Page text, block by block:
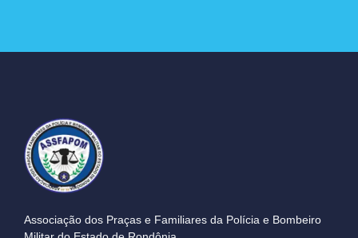
Associação dos Praças e Familiares da Polícia e Bombeiro